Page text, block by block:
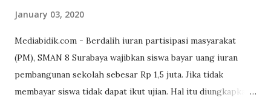
January 03, 2020
Mediabidik.com - Berdalih iuran partisipasi masyarakat
(PM), SMAN 8 Surabaya wajibkan siswa bayar uang iuran
pembangunan sekolah sebesar Rp 1,5 juta. Jika tidak
membayar siswa tidak dapat ikut ujian. Hal itu diungkapkan